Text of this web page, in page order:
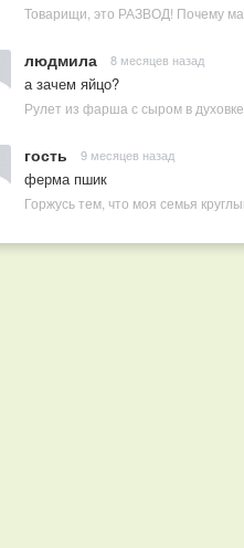
людмила 8 месяцев назад
а зачем яйцо?
Рулет из фарша с сыром в духовке
гость 9 месяцев назад
ферма пшик